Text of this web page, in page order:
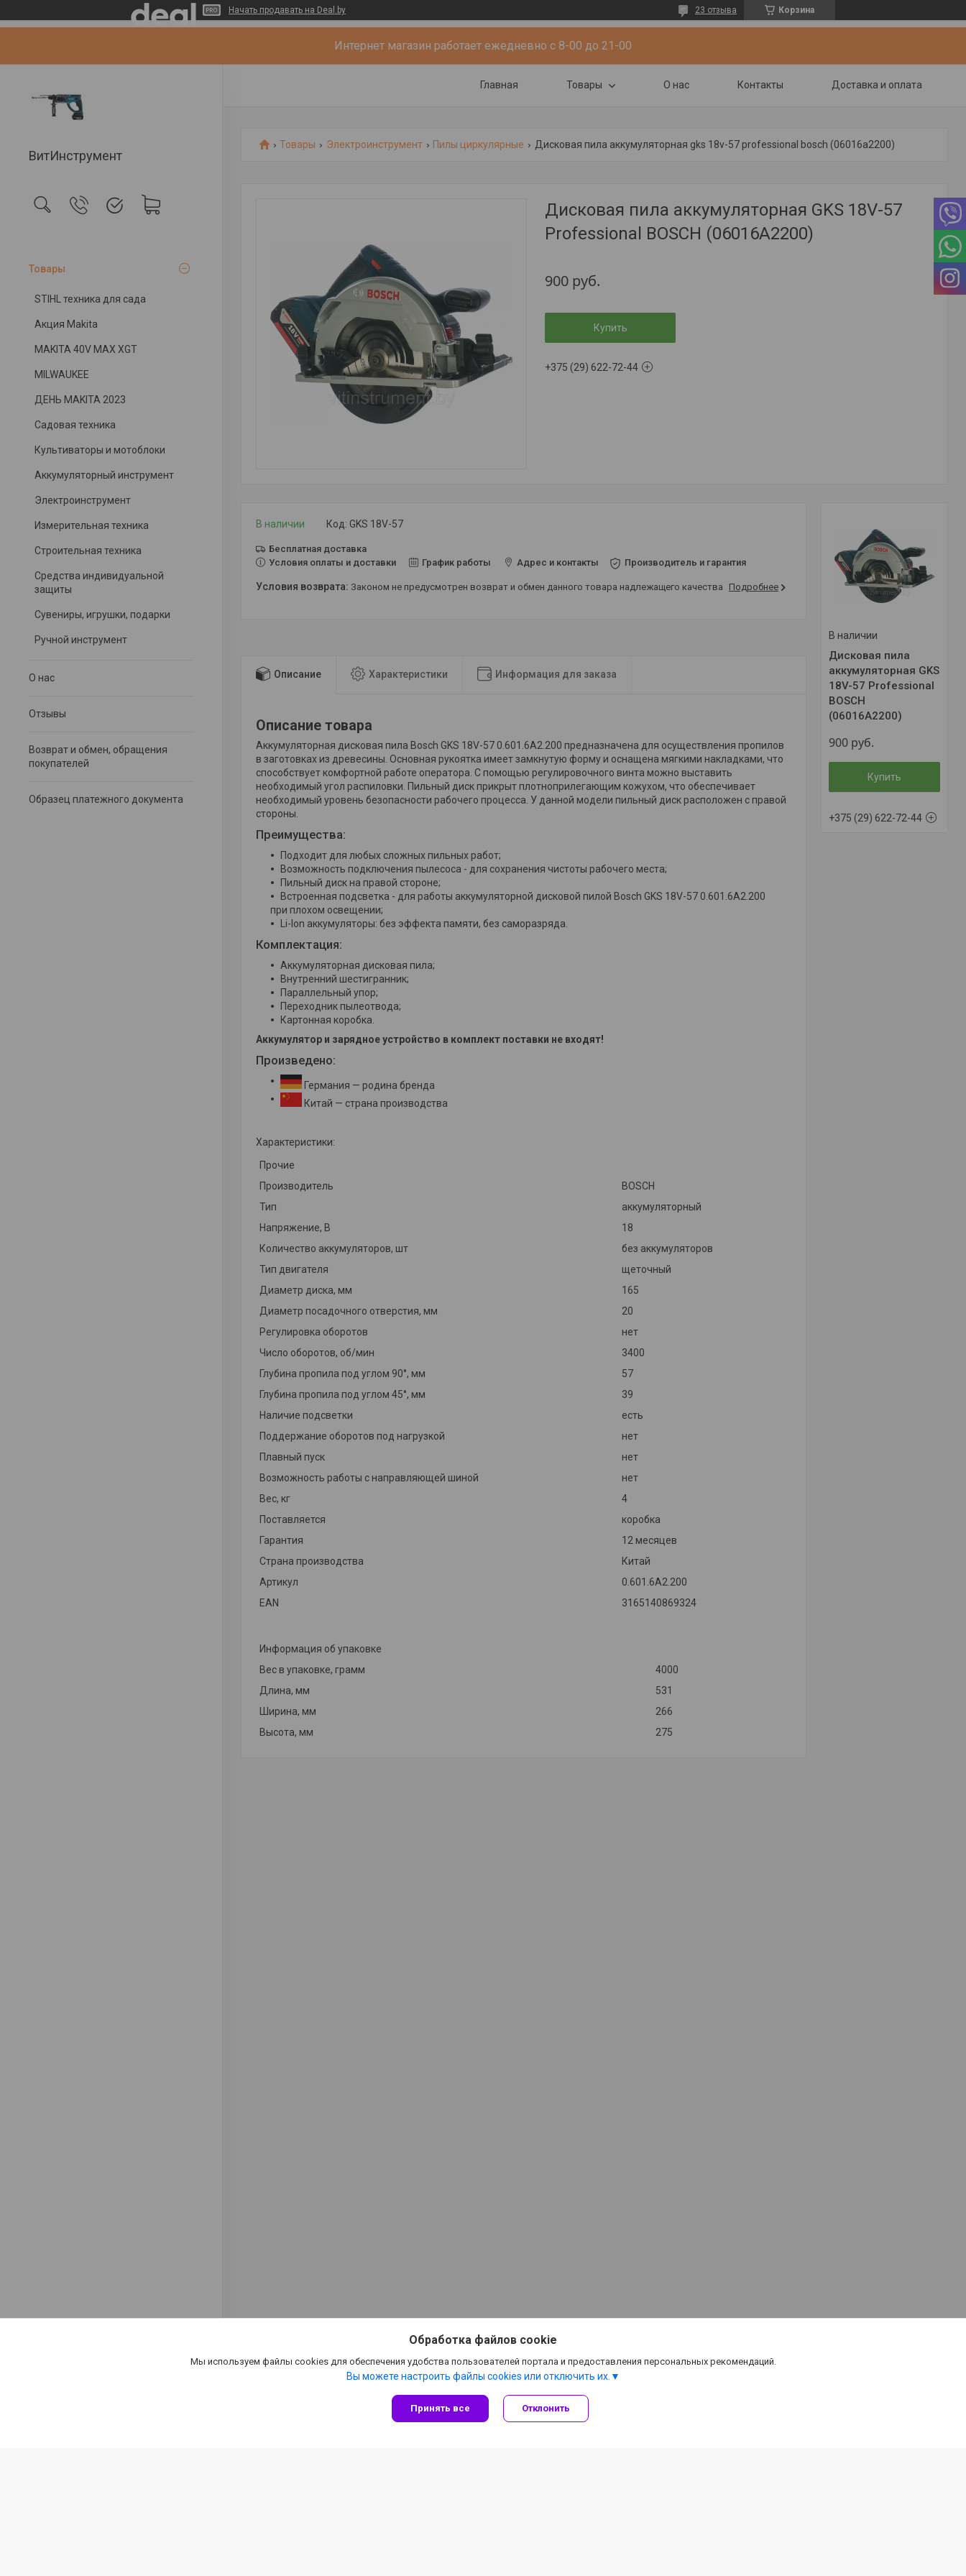
Начать продавать на Deal.by Корзина
23 отзыва
Интернет магазин работает ежедневно с 8-00 до 21-00
ВитИнструмент
Товары
STIHL техника для сада
Акция Makita
MAKITA 40V MAX XGT
MILWAUKEE
ДЕНЬ MAKITA 2023
Садовая техника
Культиваторы и мотоблоки
Аккумуляторный инструмент
Электроинструмент
Измерительная техника
Строительная техника
Средства индивидуальной
защиты
Сувениры, игрушки, подарки
Ручной инструмент
О нас
Отзывы
Возврат и обмен, обращения
покупателей
Образец платежного документа
Главная Товары О нас Контакты Доставка и оплата
Товары Электроинструмент Пилы циркулярные Дисковая пила аккумуляторная gks 18v-57 professional bosch (06016a2200)
Дисковая пила аккумуляторная GKS 18V-57
Professional BOSCH (06016A2200)
900 руб.
Купить
+375 (29) 622-72-44
В наличии
Дисковая пила
аккумуляторная GKS
18V-57 Professional
BOSCH
(06016A2200)
900 руб.
Купить
+375 (29) 622-72-44
В наличии Код: GKS 18V-57
Бесплатная доставка
Условия оплаты и доставки
График работы Адрес и контакты Производитель и гарантия
Законом не предусмотрен возврат и обмен данного товара надлежащего качества Подробнее
Описание Характеристики Информация для заказа
Описание товара
Аккумуляторная дисковая пила Bosch GKS 18V-57 0.601.6A2.200 предназначена для осуществления пропилов
в заготовках из древесины. Основная рукоятка имеет замкнутую форму и оснащена мягкими накладками, что
способствует комфортной работе оператора. С помощью регулировочного винта можно выставить
необходимый угол распиловки. Пильный диск прикрыт плотноприлегающим кожухом, что обеспечивает
необходимый уровень безопасности рабочего процесса. У данной модели пильный диск расположен с правой
стороны.
Преимущества:
Подходит для любых сложных пильных работ;
Возможность подключения пылесоса - для сохранения чистоты рабочего места;
Пильный диск на правой стороне;
Встроенная подсветка - для работы аккумуляторной дисковой пилой Bosch GKS 18V-57 0.601.6A2.200
при плохом освещении;
Li-lon аккумуляторы: без эффекта памяти, без саморазряда.
Комплектация:
Аккумуляторная дисковая пила;
Внутренний шестигранник;
Параллельный упор;
Переходник пылеотвода;
Картонная коробка.
Аккумулятор и зарядное устройство в комплект поставки не входят!
Произведено:
Германия — родина бренда
Китай — страна производства
Характеристики:
Прочие
Производитель
BOSCH
Тип
аккумуляторный
Напряжение, В
18
Количество аккумуляторов, шт
без аккумуляторов
Тип двигателя
щеточный
Диаметр диска, мм
165
Диаметр посадочного отверстия, мм
20
Регулировка оборотов
нет
Число оборотов, об/мин
3400
Глубина пропила под углом 90°, мм
57
Глубина пропила под углом 45°, мм
39
Наличие подсветки
есть
Поддержание оборотов под нагрузкой
нет
Плавный пуск
нет
Возможность работы с направляющей шиной
нет
Вес, кг
4
Поставляется
коробка
Гарантия
12 месяцев
Страна производства
Китай
Артикул
0.601.6A2.200
EAN
3165140869324
Информация об упаковке
Вес в упаковке, грамм
4000
Длина, мм
531
Ширина, мм
266
Высота, мм
275
Обработка файлов cookie
Мы используем файлы cookies для обеспечения удобства пользователей портала и предоставления персональных рекомендаций.
Вы можете настроить файлы cookies или отключить их.
Принять все Отклонить